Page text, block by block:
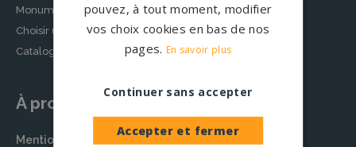
Monument funéraire juif
Choisir un modèle de pierre tombale
Catalogue granits
À propos
Mentions légales
pouvez, à tout moment, modifier
vos choix cookies en bas de nos
pages. En savoir plus
Accepter et fermer
Continuer sans accepter